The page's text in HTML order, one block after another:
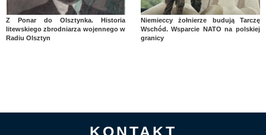
Z Ponar do Olsztynka. Historia
litewskiego zbrodniarza wojennego w
Radiu Olsztyn
Niemieccy żołnierze budują Tarczę
Wschód. Wsparcie NATO na polskiej
granicy
KONTAKT